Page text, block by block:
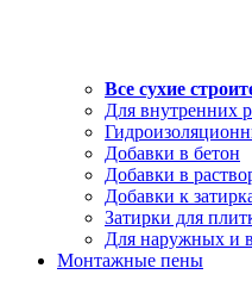
Все сухие
Для внутренних
Добавки в бетон
Добавки в
Добавки к
Затирки для
Для наружных и
Монтажные пены